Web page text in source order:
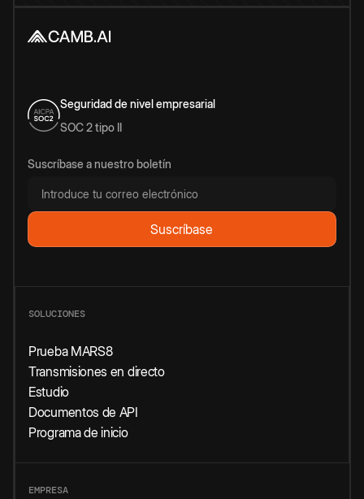
Seguridad de nivel empresarial
SOC 2 tipo II
Suscríbase a nuestro boletín
SOLUCIONES
Prueba MARS8
Transmisiones en directo
Estudio
Documentos de API
Programa de inicio
EMPRESA